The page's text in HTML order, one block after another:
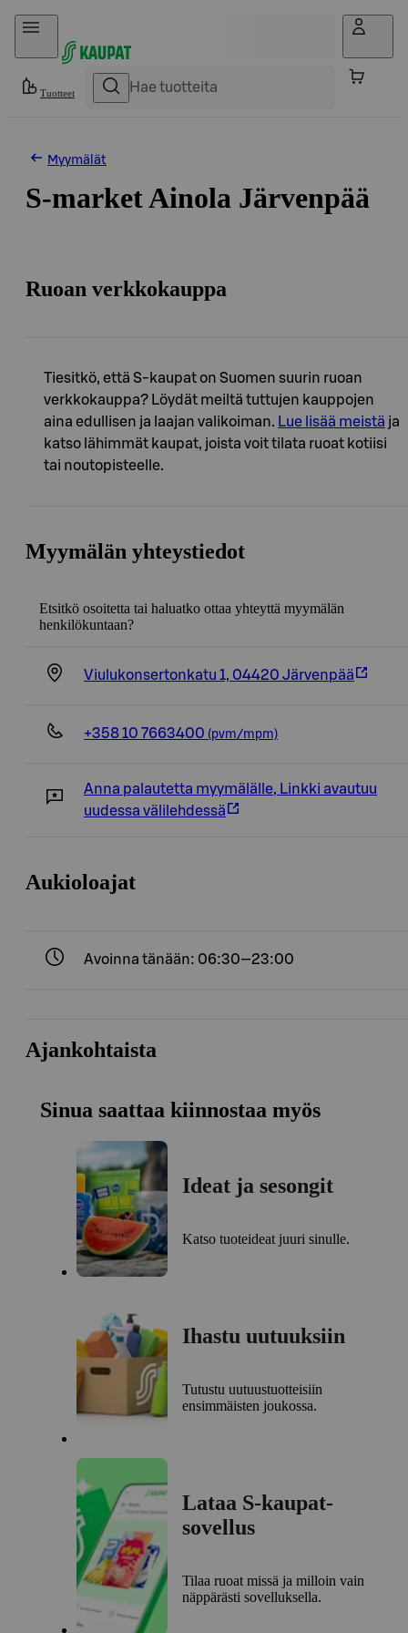
Hyppää sisältöön
Tuotteet
Myymälät
S-market Ainola Järvenpää
Ruoan verkkokauppa
Tiesitkö, että S-kaupat on Suomen suurin ruoan
verkkokauppa? Löydät meiltä tuttujen kauppojen
aina edullisen ja laajan valikoiman. Lue lisää meistä ja
katso lähimmät kaupat, joista voit tilata ruoat kotiisi
tai noutopisteelle.
Myymälän yhteystiedot
Etsitkö osoitetta tai haluatko ottaa yhteyttä myymälän
henkilökuntaan?
Viulukonsertonkatu 1, 04420 Järvenpää
+358 10 7663400 (pvm/mpm)
Anna palautetta myymälälle, Linkki avautuu
uudessa välilehdessä
Aukioloajat
Avoinna tänään: 06:30—23:00
Ajankohtaista
Sinua saattaa kiinnostaa myös
Ideat ja sesongit
Katso tuoteideat juuri sinulle.
Ihastu uutuuksiin
Tutustu uutuustuotteisiin
ensimmäisten joukossa.
Lataa S-kaupat-
sovellus
Tilaa ruoat missä ja milloin vain
näppärästi sovelluksella.